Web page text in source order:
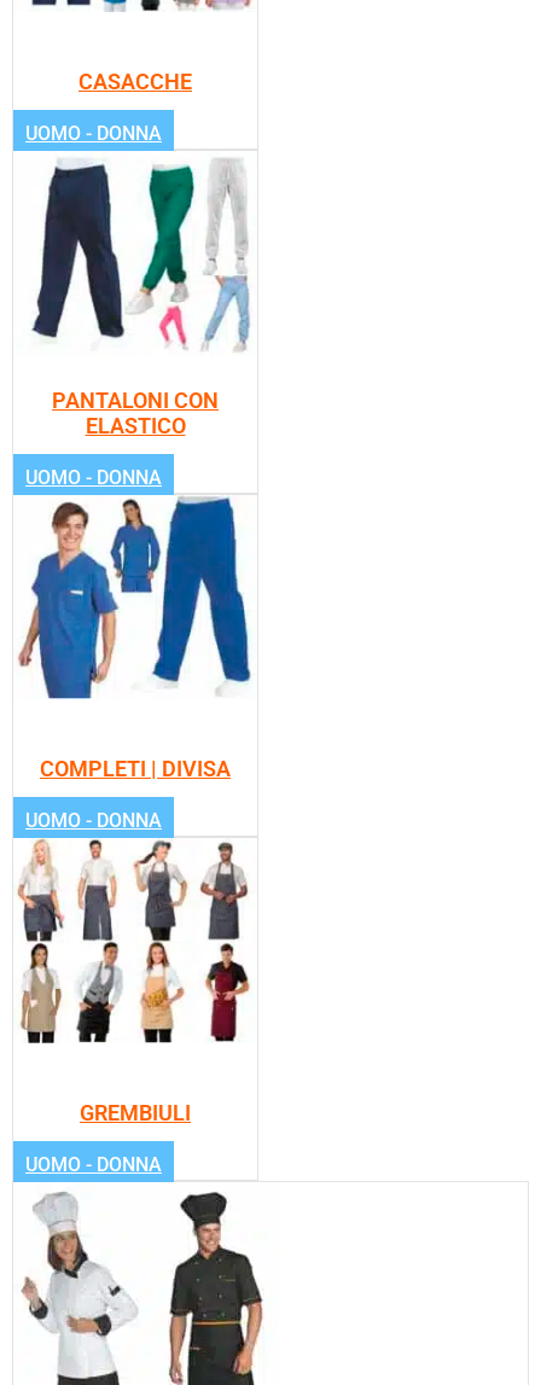
CASACCHE
UOMO - DONNA
PANTALONI CON
ELASTICO
UOMO - DONNA
COMPLETI | DIVISA
UOMO - DONNA
GREMBIULI
UOMO - DONNA